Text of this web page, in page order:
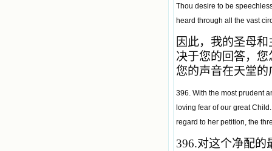
Thou desire to be
heard through all the vast
因此，我的圣母
决于您的回答，
您的声音在天堂
396. With the most prudent
loving fear of our great
regard to her petition, the
396.对这个净配的